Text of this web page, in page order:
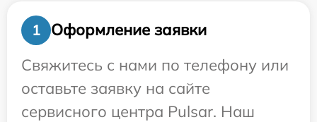
1
Оформление заявки
Свяжитесь с нами по телефону или
оставьте заявку на сайте
сервисного центра Pulsar. Наш